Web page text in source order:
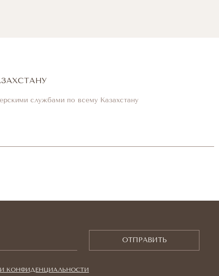
службами по всему Казахстану
КОНФИДЕНЦИАЛЬНОСТИ
ОТПРАВИТЬ